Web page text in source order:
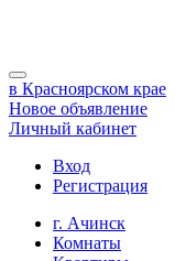
в Красноярском крае
Новое объявление
Личный кабинет
Вход
Регистрация
г. Ачинск
Комнаты